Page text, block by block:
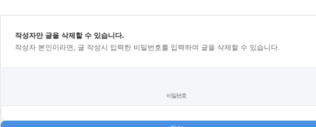
작성자만 글을 삭제할 수 있습니다.
작성자 본인이라면, 글 작성시 입력한 비밀번호를 입력하여 글을 삭제할 수 있습니다.
비밀번호